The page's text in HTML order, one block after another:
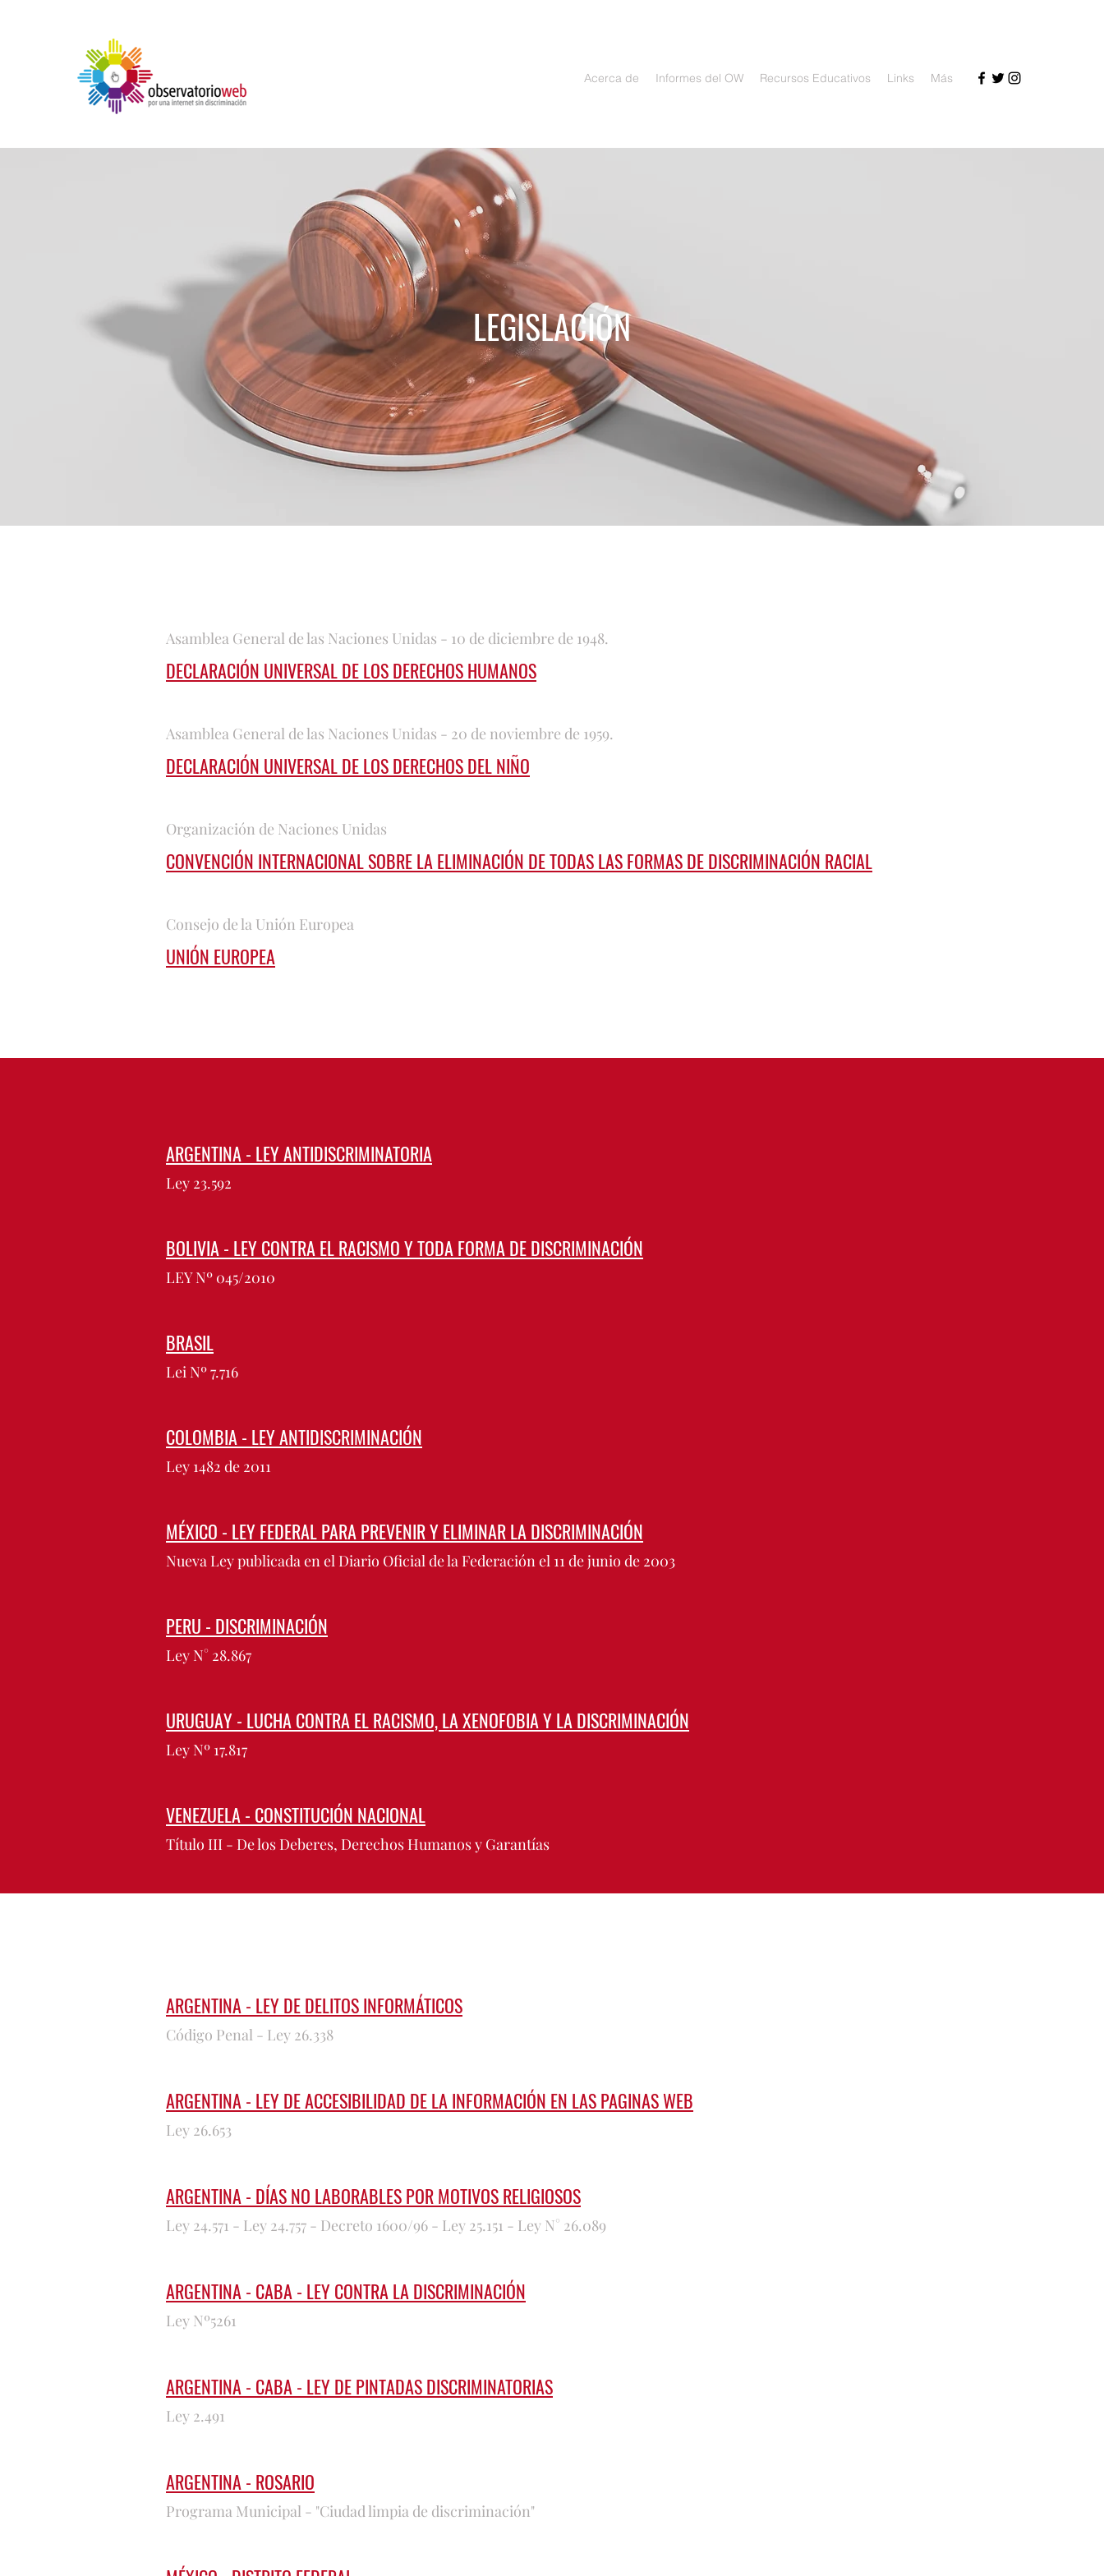
Acerca de Informes del OW Recursos Educativos Links Más
LEGISLACIÓN
Asamblea General de las Naciones Unidas - 10 de diciembre de 1948.
DECLARACIÓN UNIVERSAL DE LOS DERECHOS HUMANOS
Asamblea General de las Naciones Unidas - 20 de noviembre de 1959.
DECLARACIÓN UNIVERSAL DE LOS DERECHOS DEL NIÑO
Organización de Naciones Unidas
CONVENCIÓN INTERNACIONAL SOBRE LA ELIMINACIÓN DE TODAS LAS FORMAS DE DISCRIMINACIÓN RACIAL
Consejo de la Unión Europea
UNIÓN EUROPEA
ARGENTINA - LEY ANTIDISCRIMINATORIA
Ley 23.592
BOLIVIA - LEY CONTRA EL RACISMO Y TODA FORMA DE DISCRIMINACIÓN
LEY Nº 045/2010
BRASIL
Lei Nº 7.716
COLOMBIA - LEY ANTIDISCRIMINACIÓN
Ley 1482 de 2011
MÉXICO - LEY FEDERAL PARA PREVENIR Y ELIMINAR LA DISCRIMINACIÓN
Nueva Ley publicada en el Diario Oficial de la Federación el 11 de junio de 2003
PERU - DISCRIMINACIÓN
Ley N° 28.867
URUGUAY - LUCHA CONTRA EL RACISMO, LA XENOFOBIA Y LA DISCRIMINACIÓN
Ley Nº 17.817
VENEZUELA - CONSTITUCIÓN NACIONAL
Título III - De los Deberes, Derechos Humanos y Garantías
ARGENTINA - LEY DE DELITOS INFORMÁTICOS
Código Penal - Ley 26.338
ARGENTINA - LEY DE ACCESIBILIDAD DE LA INFORMACIÓN EN LAS PAGINAS WEB
Ley 26.653
ARGENTINA - DÍAS NO LABORABLES POR MOTIVOS RELIGIOSOS
Ley 24.571 - Ley 24.757 - Decreto 1600/96 - Ley 25.151 - Ley N° 26.089
ARGENTINA - CABA - LEY CONTRA LA DISCRIMINACIÓN
Ley Nº5261
ARGENTINA - CABA - LEY DE PINTADAS DISCRIMINATORIAS
Ley 2.491
ARGENTINA - ROSARIO
Programa Municipal - "Ciudad limpia de discriminación"